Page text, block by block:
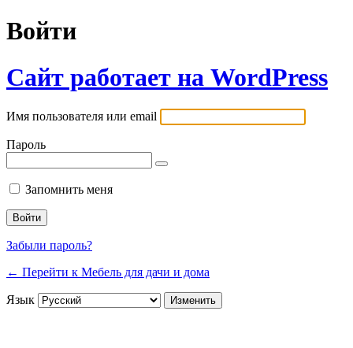
Войти
Сайт работает на WordPress
Имя пользователя или email
Пароль
Запомнить меня
Забыли пароль?
← Перейти к Мебель для дачи и дома
Язык